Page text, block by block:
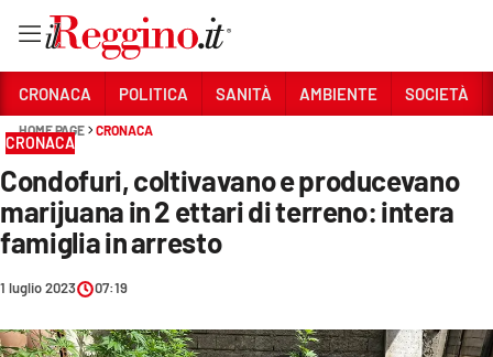
Sezioni
CRONACA
POLITICA
SANITÀ
AMBIENTE
CRONACA POLITICA SANITÀ AMBIENTE SOCIETÀ
HOME PAGE CRONACA
CRONACA
Condofuri, coltivavano e producevano
marijuana in 2 ettari di terreno: intera
famiglia in arresto
1 luglio 2023 07:19